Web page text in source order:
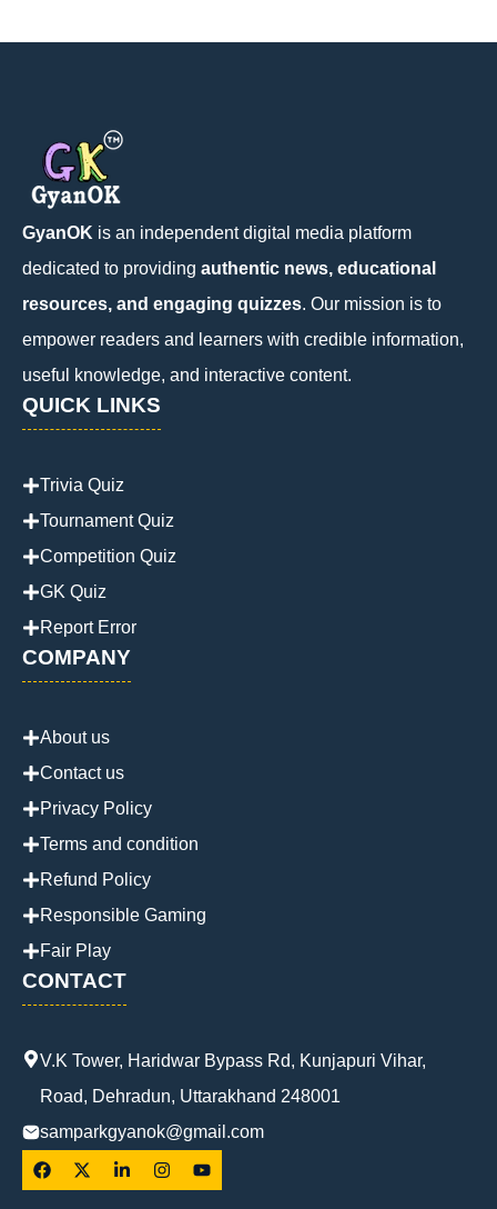
GyanOK is an independent digital media platform
dedicated to providing authentic news, educational
resources, and engaging quizzes. Our mission is to
empower readers and learners with credible information,
useful knowledge, and interactive content.
QUICK LINKS
Trivia Quiz
Tournament Quiz
Competition Quiz
GK Quiz
Report Error
COMPANY
About us
Contact us
Privacy Policy
Terms and condition
Refund Policy
Responsible Gaming
Fair Play
CONTACT
V.K Tower, Haridwar Bypass Rd, Kunjapuri Vihar,
Road, Dehradun, Uttarakhand 248001
samparkgyanok@gmail.com